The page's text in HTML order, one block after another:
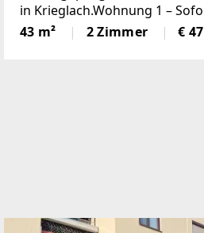
in Krieglach.Wohnung 1 –
480 € BruttoFrisch und wie
Wohnung wurde komplett
43 m² 2 Zimmer €